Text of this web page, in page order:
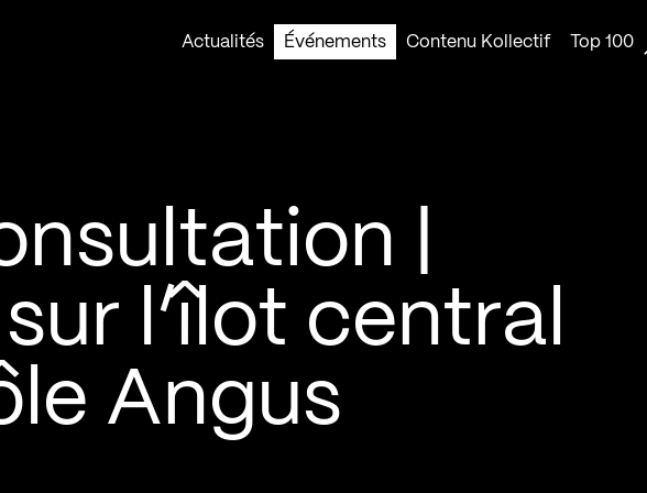
Actualités
Événements Contenu Kollectif Top 100
|
l’îlot central
Angus